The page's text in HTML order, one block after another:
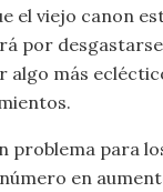
el viejo canon
por
algo más
problema para
en